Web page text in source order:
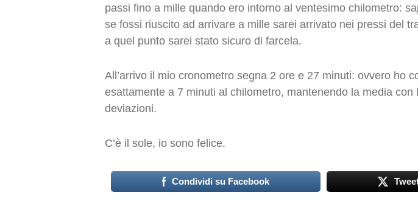
passi fino a mille quando ero intorno al ventesimo chilometro:
se fossi riuscito ad arrivare a mille sarei arrivato nei pressi del
a quel punto sarei stato sicuro di farcela.
All’arrivo il mio cronometro segna 2 ore e 27 minuti: ovvero ho
esattamente a 7 minuti al chilometro, mantenendo la media con
deviazioni.
C’è il sole, io sono felice.
Condividi su Facebook